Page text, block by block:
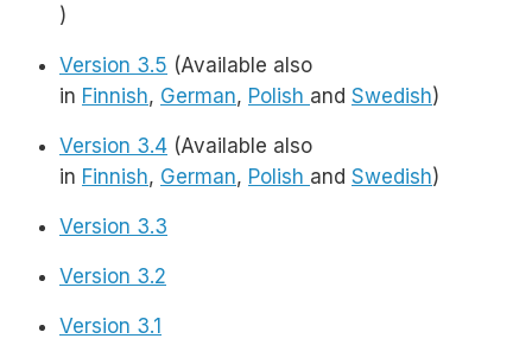
)
Version 3.5 (Available also
in Finnish, German, Polish and Swedish)
Version 3.4 (Available also
in Finnish, German, Polish and Swedish)
Version 3.3
Version 3.2
Version 3.1